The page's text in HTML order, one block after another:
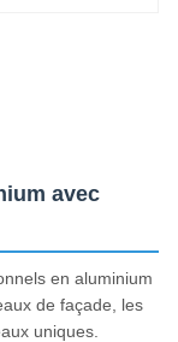
avec
en aluminium
de façade, les
uniques.